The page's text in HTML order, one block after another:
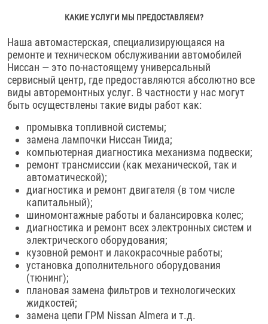
КАКИЕ УСЛУГИ МЫ ПРЕДОСТАВЛЯЕМ?
Наша автомастерская, специализирующаяся на
ремонте и техническом обслуживании автомобилей
Ниссан — это по-настоящему универсальный
сервисный центр, где предоставляются абсолютно все
виды авторемонтных услуг. В частности у нас могут
быть осуществлены такие виды работ как:
промывка топливной системы;
замена лампочки Ниссан Тиида;
компьютерная диагностика механизма подвески;
ремонт трансмиссии (как механической, так и
автоматической);
диагностика и ремонт двигателя (в том числе
капитальный);
шиномонтажные работы и балансировка колес;
диагностика и ремонт всех электронных систем и
электрического оборудования;
кузовной ремонт и лакокрасочные работы;
установка дополнительного оборудования
(тюнинг);
плановая замена фильтров и технологических
жидкостей;
замена цепи ГРМ Nissan Almera и т.д.